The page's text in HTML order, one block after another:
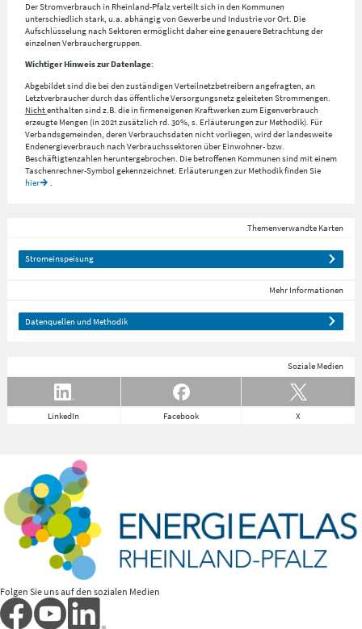
Der Stromverbrauch in Rheinland-Pfalz verteilt sich in den Kommunen
unterschiedlich stark, u.a. abhängig von Gewerbe und Industrie vor Ort. Die
Aufschlüsselung nachSektorenermöglicht daher eine genauere Betrachtung der
einzelnen Verbrauchergruppen.
Wichtiger Hinweis zur Datenlage:
Abgebildet sind die bei den zuständigen Verteilnetzbetreibern angefragten, an
Letztverbraucher durch das öffentliche Versorgungsnetz geleiteten Strommengen.
Nichtenthalten sind z.B. die in firmeneigenen Kraftwerken zum Eigenverbrauch
erzeugte Mengen (in 2021 zusätzlich rd. 30%, s. Erläuterungen zur Methodik). Für
Verbandsgemeinden, deren Verbrauchsdaten nicht vorliegen, wird der landesweite
Endenergieverbrauch nach Verbrauchssektoren über Einwohner- bzw.
Beschäftigtenzahlen heruntergebrochen. Die betroffenen Kommunen sind mit einem
Taschenrechner-Symbol gekennzeichnet. Erläuterungen zur Methodik finden Sie
hier
Themenverwandte Karten
Stromeinspeisung
Mehr Informationen
Datenquellen und Methodik
Soziale Medien
LinkedIn Facebook X
Folgen Sie uns auf den sozialen Medien